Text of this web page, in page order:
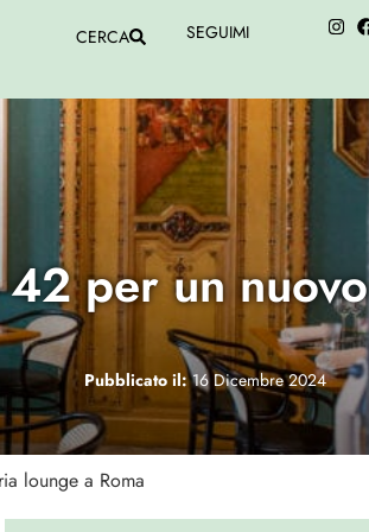
CERCA SEGUIMI
per un nuovo
Pubblicato il:16 Dicembre 2024
lounge a Roma